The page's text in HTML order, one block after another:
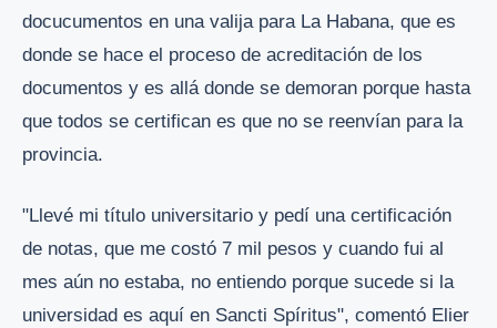
docucumentos en una valija para La Habana, que es
donde se hace el proceso de acreditación de los
documentos y es allá donde se demoran porque hasta
que todos se certifican es que no se reenvían para la
provincia.
"Llevé mi título universitario y pedí una certificación
de notas, que me costó 7 mil pesos y cuando fui al
mes aún no estaba, no entiendo porque sucede si la
universidad es aquí en Sancti Spíritus", comentó Elier